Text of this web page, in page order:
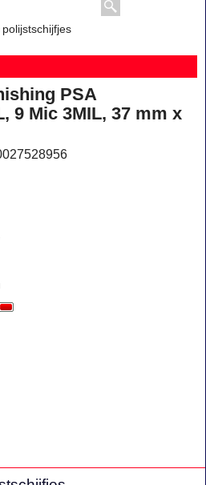
PSA
9 Mic 3MIL, 37 mm x